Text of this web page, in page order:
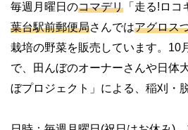
毎週月曜日のコマデリ 「走る!ロ
葉台駅前郵便局さんではアグロス
栽培の野菜を販売しています。10
で、田んぼのオーナーさんや日体
ぼプロジェクト」による、稲刈・